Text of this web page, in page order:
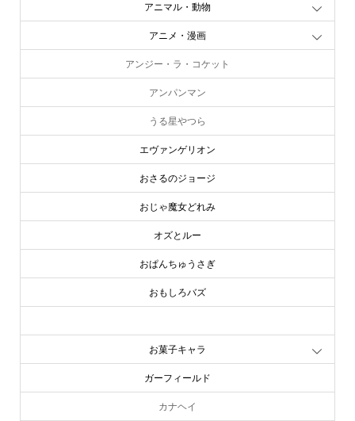
アニマル・動物
アニメ・漫画
アンジー・ラ・コケット
アンパンマン
うる星やつら
エヴァンゲリオン
おさるのジョージ
おじゃ魔女どれみ
オズとルー
おぱんちゅうさぎ
おもしろバズ
お文具といっしょ
お菓子キャラ
ガーフィールド